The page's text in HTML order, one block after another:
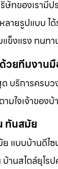
ษัทของเรา
ายรูปแบบ ไ
ข็งแรง ทนท
วยทีมงาน
ริการครบว
ใจเจ้าของ
ทันสมัย
แบบบ้านดีไ
บ้านสไตล์ยุ